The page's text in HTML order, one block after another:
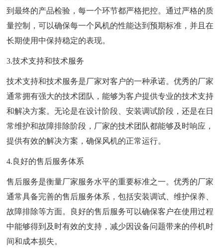
到最终的产品检验，每一个环节都严格把控。通过严格的质
量控制，可以确保每一个风机的性能达到预期标准，并且在
长期使用中保持稳定的表现。
3.技术支持和技术服务
技术支持和技术服务是厂家对客户的一种承诺。优秀的厂家
通常拥有强大的技术团队，能够为客户提供专业的技术支持
和解决方案。无论是在设计阶段、安装调试阶段，还是在日
常维护和故障排除阶段，厂家的技术团队都能够及时响应，
提供有效的解决方案，确保风机的正常运行。
4.良好的售后服务体系
售后服务是衡量厂家服务水平的重要标准之一。优秀的厂家
通常具备完善的售后服务体系，包括安装调试、维护保养、
故障排除等方面。良好的售后服务可以确保客户在使用过程
中能够得到及时有效的支持，减少因设备问题带来的停机时
间和成本损失。